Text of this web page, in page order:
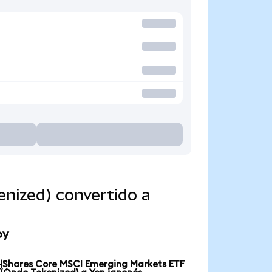
convertido a
iShares Core MSCI Emerging Markets ETF